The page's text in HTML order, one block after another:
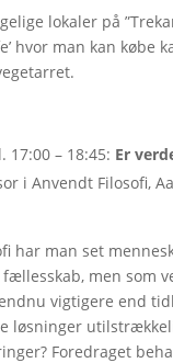
lokaler på
hvor man kan købe
17:00 – 18:45: Er
i Anvendt Filosofi,
har man set
men som
vigtigere end
løsninger
Foredraget